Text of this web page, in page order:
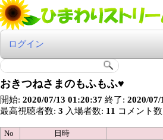
ログイン
おきつねさまのもふもふ♥
開始: 2020/07/13 01:20:37 終了: 2020/
最高視聴者数: 3 入場者数: 11 コメント
No 日時